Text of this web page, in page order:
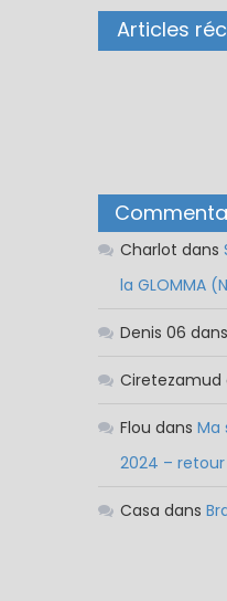
Articles
Charlot dans
la GLOMMA
Denis 06 dans
Ciretezamud
Flou dans Ma
2024 –
Casa dans